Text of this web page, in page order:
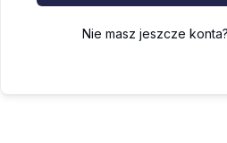
Nie masz jeszcze konta?